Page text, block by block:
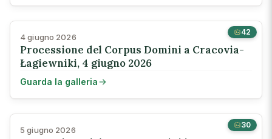
42
4 giugno 2026
Processione del Corpus Domini a Cracovia-
Łagiewniki, 4 giugno 2026
Guarda la galleria
30
5 giugno 2026